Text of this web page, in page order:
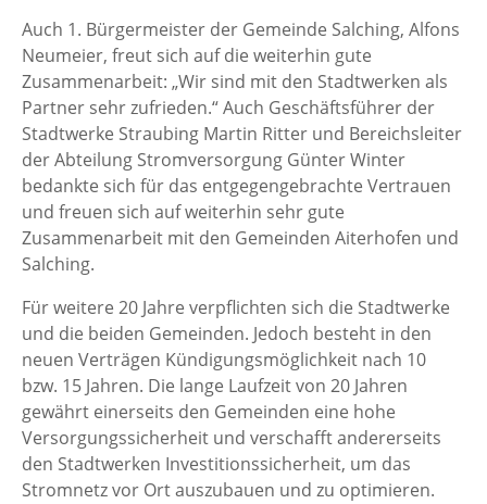
Auch 1. Bürgermeister der Gemeinde Salching, Alfons
Neumeier, freut sich auf die weiterhin gute
Zusammenarbeit: „Wir sind mit den Stadtwerken als
Partner sehr zufrieden.“ Auch Geschäftsführer der
Stadtwerke Straubing Martin Ritter und Bereichsleiter
der Abteilung Stromversorgung Günter Winter
bedankte sich für das entgegengebrachte Vertrauen
und freuen sich auf weiterhin sehr gute
Zusammenarbeit mit den Gemeinden Aiterhofen und
Salching.
Für weitere 20 Jahre verpflichten sich die Stadtwerke
und die beiden Gemeinden. Jedoch besteht in den
neuen Verträgen Kündigungsmöglichkeit nach 10
bzw. 15 Jahren. Die lange Laufzeit von 20 Jahren
gewährt einerseits den Gemeinden eine hohe
Versorgungssicherheit und verschafft andererseits
den Stadtwerken Investitionssicherheit, um das
Stromnetz vor Ort auszubauen und zu optimieren.